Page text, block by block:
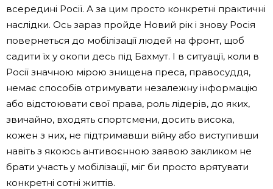
всередині Росії. А за цим просто конкретні практичні
наслідки. Ось зараз пройде Новий рік і знову Росія
повернеться до мобілізації людей на фронт, щоб
садити їх у окопи десь під Бахмут. І в ситуації, коли в
Росії значною мірою знищена преса, правосуддя,
немає способів отримувати незалежну інформацію
або відстоювати свої права, роль лідерів, до яких,
звичайно, входять спортсмени, досить висока,
кожен з них, не підтримавши війну або виступивши
навіть з якоюсь антивоєнною заявою закликом не
брати участь у мобілізації, міг би просто врятувати
конкретні сотні життів.